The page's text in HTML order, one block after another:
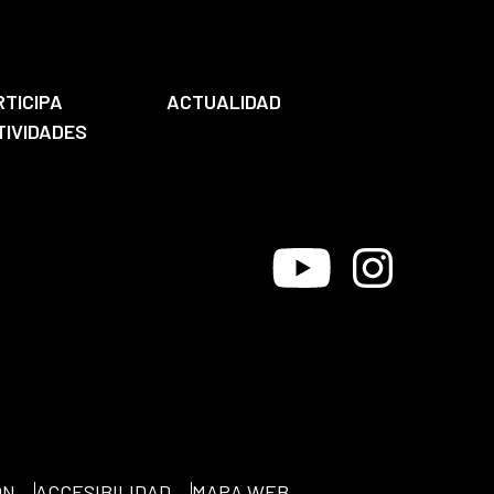
ACTUALIDAD
Youtube Instagram